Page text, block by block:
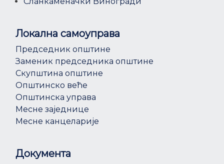
Локална самоуправа
Председник општине
Заменик председника општине
Скупштина општине
Општинско веће
Општинска управа
Месне заједнице
Месне канцеларије
Документа